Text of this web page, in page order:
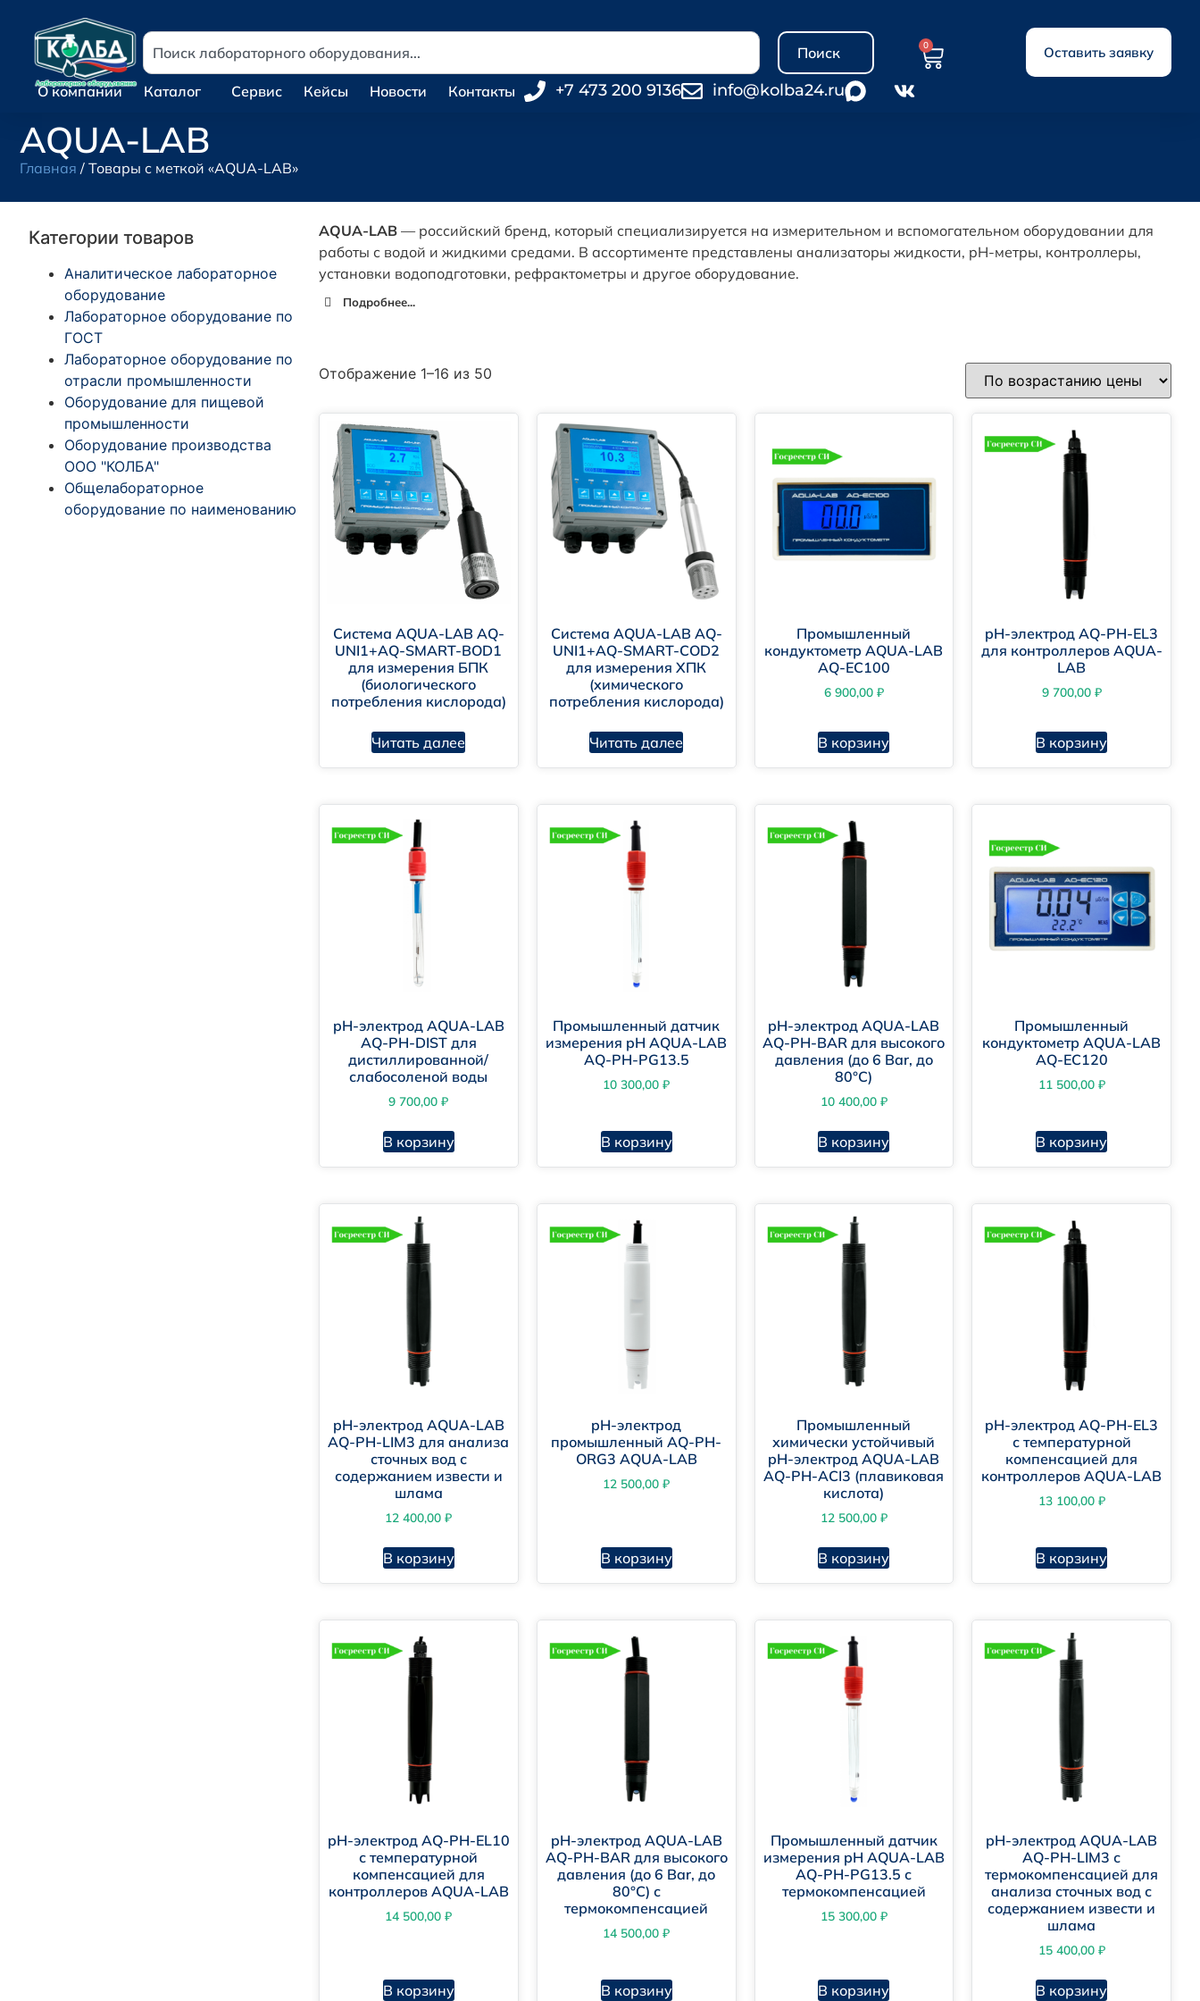
Поиск 0 Оставить заявку
О компании Каталог Сервис Кейсы Новости Контакты +7 473 200 9136 info@kolba24.ru
AQUA-LAB
Главная / Товары с меткой «AQUA-LAB»
Категории товаров
Аналитическое лабораторное
оборудование
Лабораторное оборудование по
ГОСТ
Лабораторное оборудование по
отрасли промышленности
Оборудование для пищевой
промышленности
Оборудование производства
ООО "КОЛБА"
Общелабораторное
оборудование по наименованию
AQUA-LAB — российский бренд, который специализируется на измерительном и вспомогательном оборудовании для
работы с водой и жидкими средами. В ассортименте представлены анализаторы жидкости, pH-метры, контроллеры,
установки водоподготовки, рефрактометры и другое оборудование.
Подробнее...
Промышленные онлайн-контроллеры
Электроды
Установки водоподготовки
Влагомеры
Рефрактометры
Калибровочные растворы
Вспомогательные товары
Средства для дезинфекции и гигиены
Устойчивость к агрессивным средам.
Быстрый отклик и минимальная инерционность.
Герметичность корпуса и защита от механических повреждений.
Совместимость с интеллектуальными системами.
Удобство использования.
Прочность и адаптация к российским условиям.
Лаборатории.
Промышленность.
Мониторинг сточных вод и экологических систем.
Биотехнологии и агрохимия.
Бытовые и коммерческие системы.
Отображение 1–16 из 50
Система AQUA-LAB AQ-
UNI1+AQ-SMART-BOD1
для измерения БПК
(биологического
потребления кислорода)
Читать далее
Система AQUA-LAB AQ-
UNI1+AQ-SMART-COD2
для измерения ХПК
(химического
потребления кислорода)
Читать далее
Промышленный
кондуктометр AQUA-LAB
AQ-EC100
6 900,00 ₽
В корзину
pH-электрод AQ-PH-EL3
для контроллеров AQUA-
LAB
9 700,00 ₽
В корзину
pH-электрод AQUA-LAB
AQ-PH-DIST для
дистиллированной/
слабосоленой воды
9 700,00₽
В корзину
Промышленный датчик
измерения pH AQUA-LAB
AQ-PH-PG13.5
10 300,00₽
В корзину
pH-электрод AQUA-LAB
AQ-PH-BAR для высокого
давления (до 6 Bar, до
80°C)
10 400,00 ₽
В корзину
Промышленный
кондуктометр AQUA-LAB
AQ-EC120
11 500,00 ₽
В корзину
pH-электрод AQUA-LAB
AQ-PH-LIM3 для анализа
сточных вод с
содержанием извести и
шлама
12 400,00₽
В корзину
pH-электрод
промышленный AQ-PH-
ORG3 AQUA-LAB
12 500,00₽
В корзину
Промышленный
химически устойчивый
pH-электрод AQUA-LAB
AQ-PH-ACI3 (плавиковая
кислота)
12 500,00 ₽
В корзину
pH-электрод AQ-PH-EL3
с температурной
компенсацией для
контроллеров AQUA-LAB
13 100,00 ₽
В корзину
pH-электрод AQ-PH-EL10
с температурной
компенсацией для
контроллеров AQUA-LAB
14 500,00₽
В корзину
pH-электрод AQUA-LAB
AQ-PH-BAR для высокого
давления (до 6 Bar, до
80°C) с
термокомпенсацией
14 500,00₽
В корзину
Промышленный датчик
измерения pH AQUA-LAB
AQ-PH-PG13.5 с
термокомпенсацией
15 300,00 ₽
В корзину
pH-электрод AQUA-LAB
AQ-PH-LIM3 с
термокомпенсацией для
анализа сточных вод с
содержанием извести и
шлама
15 400,00 ₽
В корзину